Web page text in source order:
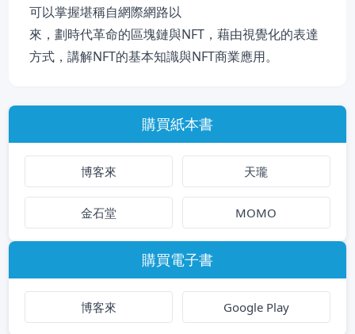
可以掌握堪稱自網際網路以
來，劃時代革命的區塊鏈與NFT，藉由視覺化的表達
方式，講解NFT的基本知識與NFT商業應用。
購買紙本書
博客來 天瓏
金石堂 MOMO
購買電子書
博客來 Google Play